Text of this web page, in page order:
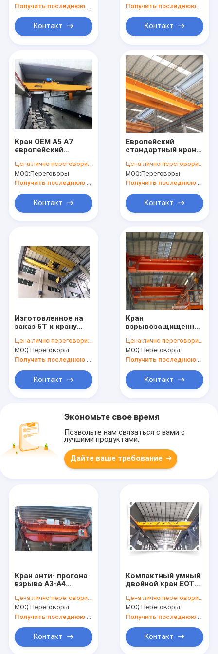
Контакт Контакт
Кран OEM A5 A7
европейский
Цена:лично переговорить
MOQ:Переговоры
Контакт
Европейский
стандартный кран
надземный подъем
5 тонн надземный
Цена:лично переговорить
MOQ:Переговоры
Контакт
Изготовленное на
заказ 5T к крану
двойного прогона
50T надземному
для скотных
Цена:лично переговорить
MOQ:Переговоры
Получить последнюю цену
Контакт
Кран
взрывозащищенного
10T надземный для
мастерских с
огнеопасным
Цена:лично переговорить
MOQ:Переговоры
Получить последнюю цену
Контакт
Экономьте свое время
Позвольте нам связаться с вами с
лучшими продуктами.
Дайте ваше требование
Кран анти- прогона
взрыва A3-A4
надземный 10 пядь
крана 15M EOT
тонны
Цена:лично переговорить
MOQ:Переговоры
Контакт
Компактный умный
двойной кран EOT
фабрики
автомобиля
Цена:лично переговорить
MOQ:Переговоры
Контакт